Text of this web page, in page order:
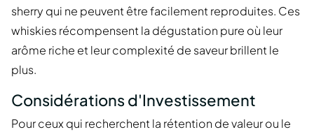
sherry qui ne peuvent être facilement reproduites. Ces
whiskies récompensent la dégustation pure où leur
arôme riche et leur complexité de saveur brillent le
plus.
Considérations d'Investissement
Pour ceux qui recherchent la rétention de valeur ou le